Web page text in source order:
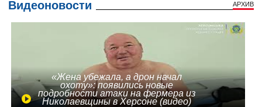
Видеоновости АРХИВ
«Жена убежала, а дрон начал
охоту»: появились новые
подробности атаки на фермера из
Николаевщины в Херсоне (видео)